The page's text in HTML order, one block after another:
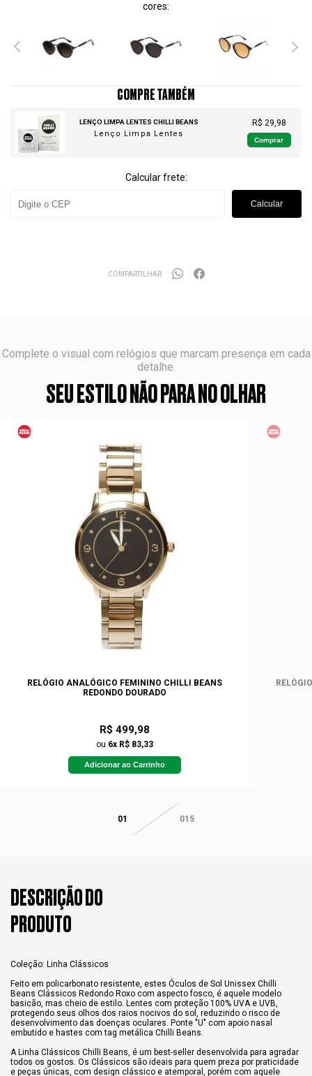
cores
COMPRE TAMBÉM
LENÇO LIMPA LENTES CHILLI BEANS
Lenço Limpa Lentes
R$ 29,98
Comprar
Calcular frete:
Calcular
COMPARTILHAR
Complete o visual com relógios que marcam presença em cada
detalhe.
SEU ESTILO NÃO PARA NO OLHAR
RELÓGIO ANALÓGICO FEMININO CHILLI BEANS
REDONDO DOURADO
R$ 499,98
ou 6x R$ 83,33
Adicionar ao Carrinho
01 015
DESCRIÇÃO DO
PRODUTO
Coleção: Linha Clássicos
Feito em policarbonato resistente, estes Óculos de Sol Unissex Chilli
Beans Clássicos Redondo Roxo com aspecto fosco, é aquele modelo
basicão, mas cheio de estilo. Lentes com proteção 100% UVA e UVB,
protegendo seus olhos dos raios nocivos do sol, reduzindo o risco de
desenvolvimento das doenças oculares. Ponte "U" com apoio nasal
embutido e hastes com tag metálica Chilli Beans.
A Linha Clássicos Chilli Beans, é um best-seller desenvolvida para agradar
todos os gostos. Os Clássicos são ideais para quem preza por praticidade
e peças únicas, com design clássico e atemporal, porém com aquele